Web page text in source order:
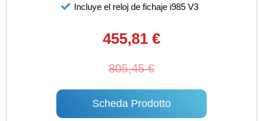
Incluye el reloj de fichaje i985 V3
455,81 €
805,45 €
Scheda Prodotto